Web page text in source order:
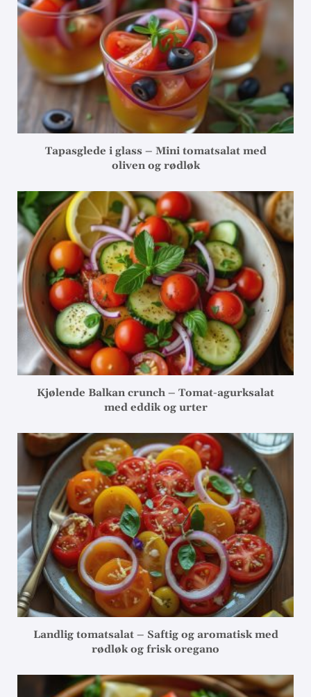
Tapasglede i glass – Mini tomatsalat med
oliven og rødløk
Kjølende Balkan crunch – Tomat-agurksalat
med eddik og urter
Landlig tomatsalat – Saftig og aromatisk med
rødløk og frisk oregano